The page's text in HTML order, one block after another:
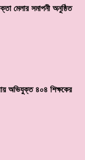
মেলার সমাপনী অনুষ্ঠিত
অভিযুক্ত ৪০৪ শিক্ষকের